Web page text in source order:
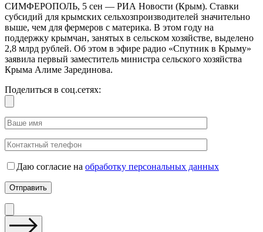
СИМФЕРОПОЛЬ, 5 сен — РИА Новости (Крым). Ставки
субсидий для крымских сельхозпроизводителей значительно
выше, чем для фермеров с материка. В этом году на
поддержку крымчан, занятых в сельском хозяйстве, выделено
2,8 млрд рублей. Об этом в эфире радио «Спутник в Крыму»
заявила первый заместитель министра сельского хозяйства
Крыма Алиме Зарединова.
Поделиться в соц.сетях:
Даю согласие на обработку персональных данных